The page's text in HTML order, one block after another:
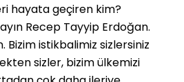
hayata geçiren kim?
Recep Tayyip Erdoğan.
Bizim istikbalimiz sizlersiniz
sizler, bizim ülkemizi